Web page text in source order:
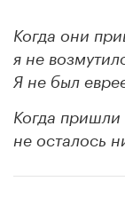
Когда они
я не
Я не был
Когда
не осталось